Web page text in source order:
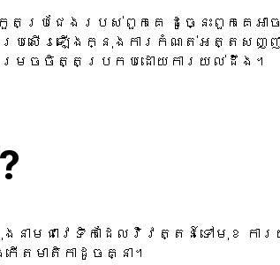
ែងរបស់ពួកគេ ដូច្នេះពួកគេអាច
រសើរឡើងក្នុងការកំណត់អត្តសញ្ញា
រេចចិត្តប្រកបដោយការយល់ដឹង។
នាមជាវេទិកាដែលវិវត្តន៍ទៅមុខ ក
មាតិកាដូចគ្នា។